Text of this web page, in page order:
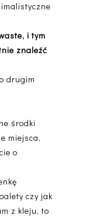
i tym
znaleźć
drugim
środki
miejsca,
o
czy jak
z kleju, to